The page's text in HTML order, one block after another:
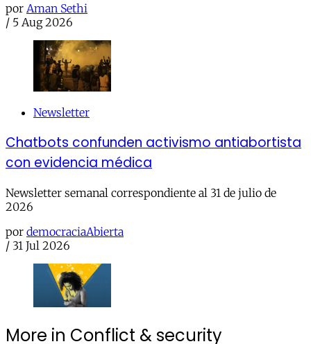
por Aman Sethi
/ 5 Aug 2026
Newsletter
Chatbots confunden activismo antiabortista
con evidencia médica
Newsletter semanal correspondiente al 31 de julio de
2026
por democraciaAbierta
/ 31 Jul 2026
More in Conflict & security